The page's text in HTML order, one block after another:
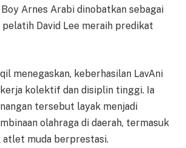
Boy Arnes Arabi dinobatkan sebagai
pelatih David Lee meraih predikat
menegaskan, keberhasilan LavAni
kolektif dan disiplin tinggi. Ia
tersebut layak menjadi
olahraga di daerah, termasuk
atlet muda berprestasi.